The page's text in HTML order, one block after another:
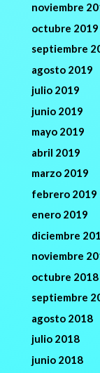
noviembre
octubre 2019
septiembre
agosto 2019
julio 2019
junio 2019
mayo 2019
abril 2019
marzo 2019
febrero 2019
enero 2019
diciembre
noviembre
octubre 2018
septiembre
agosto 2018
julio 2018
junio 2018